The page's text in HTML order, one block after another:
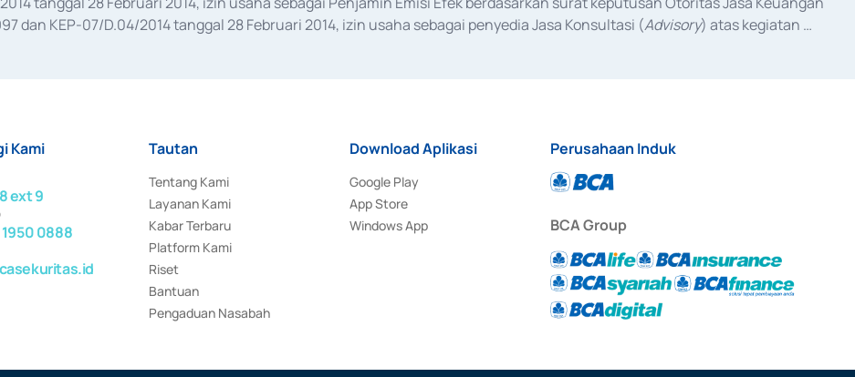
dan KEP-07/D.04/2014 tanggal 28 Februari 2014, izin usaha sebagai penyedia Jasa Konsultasi (Advisory) atas kegiatan
Kami
ext 9
1950 0888
Tautan
Tentang Kami
Layanan Kami
Kabar Terbaru
Platform Kami
Riset
Bantuan
Pengaduan Nasabah
Download Aplikasi
Google Play
App Store
Windows App
Perusahaan Induk
BCA Group